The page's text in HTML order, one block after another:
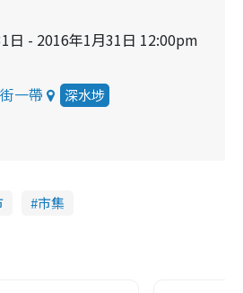
日 - 2016年1月31日 12:00pm
一帶 深水埗
市集